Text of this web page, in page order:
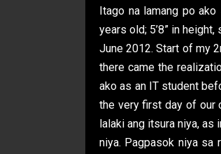
Itago na lamang po
years old; 5’8” in
June 2012. Start of my
there came the
ako as an IT student
the very first day of our
lalaki ang itsura niya, as
niya. Pagpasok niya sa